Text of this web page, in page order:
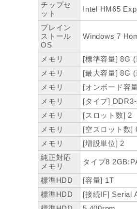
チップセ
ット
Intel HM65
プレイン
ストール
OS
Windows 7
メモリ
[標準容量] 8G
メモリ
[最大容量] 8G
メモリ
[オンボード容
メモリ
[タイプ]
メモリ
[スロット数] 2
メモリ
[空スロット数]
メモリ
[増設単位] 2
純正対応
メモリ
タイプ8
標準HDD
[容量] 1T
標準HDD
[接続IF] Serial